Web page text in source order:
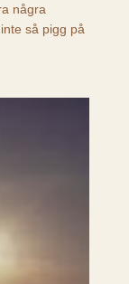
några
så pigg på